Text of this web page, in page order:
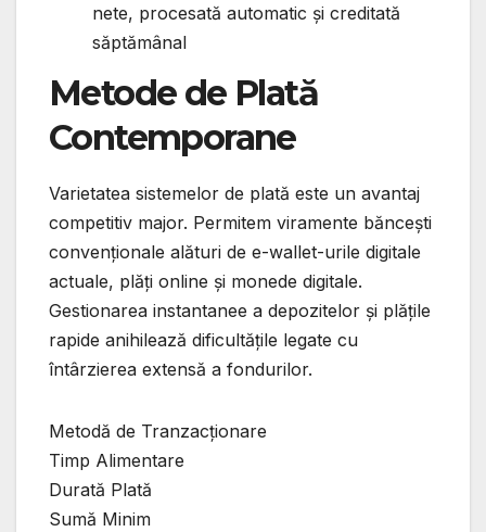
nete, procesată automatic și creditată
săptămânal
Metode de Plată
Contemporane
Varietatea sistemelor de plată este un avantaj
competitiv major. Permitem viramente băncești
convenționale alături de e-wallet-urile digitale
actuale, plăți online și monede digitale.
Gestionarea instantanee a depozitelor și plățile
rapide anihilează dificultățile legate cu
întârzierea extensă a fondurilor.
Metodă de Tranzacționare
Timp Alimentare
Durată Plată
Sumă Minim